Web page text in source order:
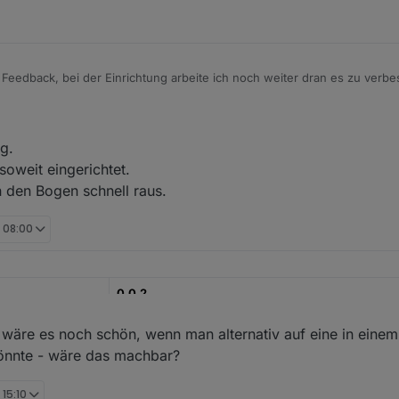
bei der Einrichtung arbeite ich noch weiter dran es zu
eingerichtet.
Bogen schnell raus.
08:00
0.0.2
https://github.com/moba15/ioBroker.hiob
es noch schön, wenn man alternativ auf eine in
- wäre das machbar?